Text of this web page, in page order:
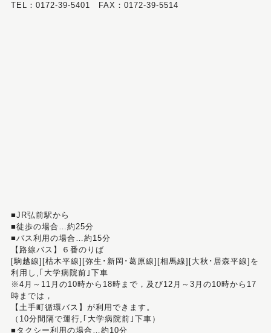
TEL：0172-39-5401 FAX：0172-39-5514
■JR弘前駅から
■徒歩の場合…約25分
■バス利用の場合…約15分
【路線バス】６番のりば
[駒越線][枯木平線][弥生･新岡･葛原線][相馬線][大秋･居森平線]を
利用し,｢大学病院前｣下車
※4月～11月の10時から18時まで，及び12月～3月の10時から17
時までは，
【土手町循環バス】が利用できます。
（10分間隔で運行,｢大学病院前｣下車）
■タクシー利用の場合…約10分